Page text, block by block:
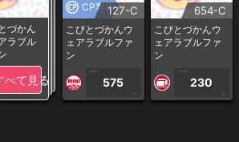
づかん
ラブル
べて見る
CP専用127-C
こびとづかんウ
ェアラブルファ
ン
1PLAY
575
CP
654-C
こびとづかんウ
ェアラブルファ
ン
1PLAY
230
CP